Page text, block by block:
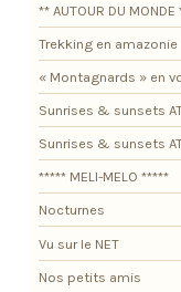
** AUTOUR DU MONDE
Trekking en amazonie
« Montagnards » en
Sunrises & sunsets
Sunrises & sunsets
***** MELI-MELO *****
Nocturnes
Vu sur le NET
Nos petits amis